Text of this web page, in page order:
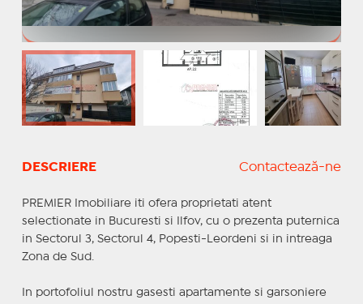
DESCRIERE Contactează-ne
PREMIER Imobiliare iti ofera proprietati atent
selectionate in Bucuresti si Ilfov, cu o prezenta puternica
in Sectorul 3, Sectorul 4, Popesti-Leordeni si in intreaga
Zona de Sud.
In portofoliul nostru gasesti apartamente si garsoniere